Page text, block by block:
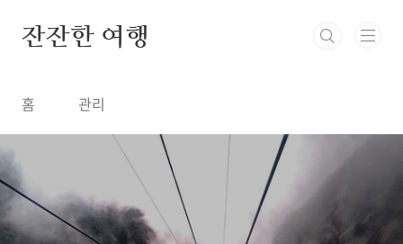
잔잔한 여행
홈 관리